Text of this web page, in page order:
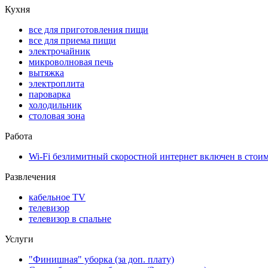
Кухня
все для приготовления пищи
все для приема пищи
электрочайник
микроволновая печь
вытяжка
электроплита
пароварка
холодильник
столовая зона
Работа
Wi-Fi безлимитный скоростной интернет включен в
Развлечения
кабельное ТV
телевизор
телевизор в спальне
Услуги
"Финишная" уборка (за доп. плату)